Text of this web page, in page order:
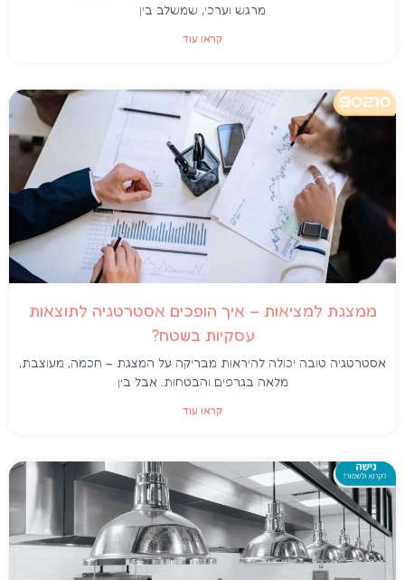
מרגש וערכי, שמשלב בין
קראו עוד
ממצגת למציאות – איך הופכים אסטרטגיה לתוצאות
עסקיות בשטח?
אסטרטגיה טובה יכולה להיראות מבריקה על המצגת – חכמה, מעוצבת,
מלאה בגרפים והבטחות. אבל בין
קראו עוד